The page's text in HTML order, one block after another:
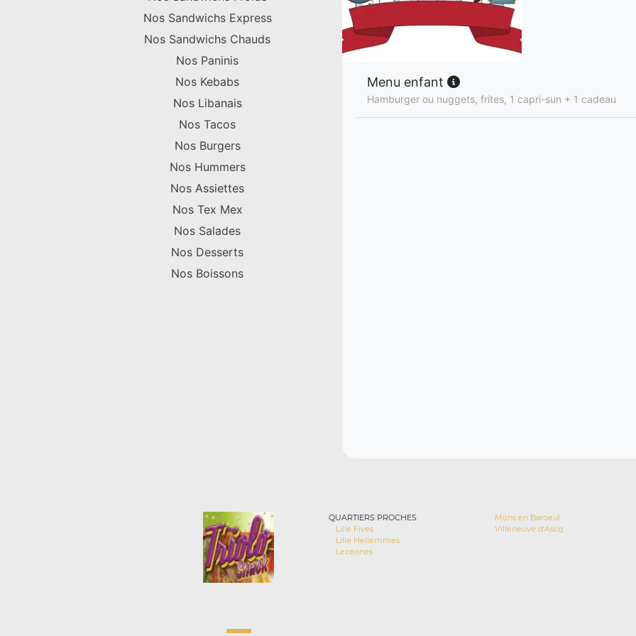
Nos Sandwichs Express
Nos Sandwichs Chauds
Nos Paninis
Nos Kebabs
Nos Libanais
Nos Tacos
Nos Burgers
Nos Hummers
Nos Assiettes
Nos Tex Mex
Nos Salades
Nos Desserts
Nos Boissons
Menu enfant
Hamburger ou nuggets, frites, 1 capri-sun + 1 cadeau
QUARTIERS PROCHES
Lille Fives
Lille Hellemmes
Lezennes
Mons en Baroeul
Villeneuve d'Ascq